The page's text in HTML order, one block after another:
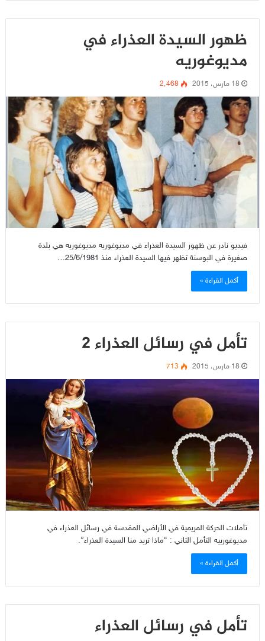
ظهور السيدة العذراء في
مديوغوريه
18 مارس، 2015 2٬468
فيديو نادر عن ظهور السيدة العذراء في مديوغوريه مديوغوريه هي بلدة
صغيرة في البوسنة تظهر فيها السيدة العذراء منذ 25/6/1981…
أكمل القراءة »
تأمل في رسائل العذراء 2
18 مارس، 2015 713
تأملات الحركة المريمية في الأراضي المقدسة في رسائل العذراء في
مديوغورييه التأمل الثاني : “ماذا تريد منا السيدة العذراء”.
أكمل القراءة »
تأمل في رسائل العذراء